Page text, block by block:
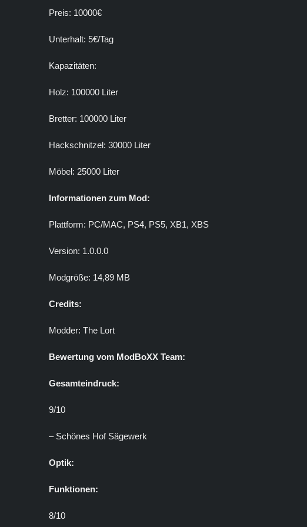
Preis: 10000€
Unterhalt: 5€/Tag
Kapazitäten:
Holz: 100000 Liter
Bretter: 100000 Liter
Hackschnitzel: 30000 Liter
Möbel: 25000 Liter
Informationen zum Mod:
Plattform: PC/MAC, PS4, PS5, XB1, XBS
Version: 1.0.0.0
Modgröße: 14,89 MB
Credits:
Modder: The Lort
Bewertung vom ModBoXX Team:
Gesamteindruck:
9/10
– Schönes Hof Sägewerk
Optik:
Funktionen:
8/10